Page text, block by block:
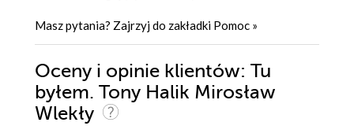
Masz pytania? Zajrzyj do zakładki Pomoc »
Oceny i opinie klientów: Tu
byłem. Tony Halik Mirosław
Wlekły